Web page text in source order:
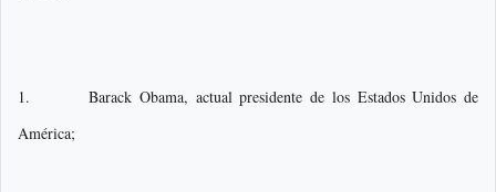
1. Barack Obama, actual presidente de los Estados Unidos de
América;